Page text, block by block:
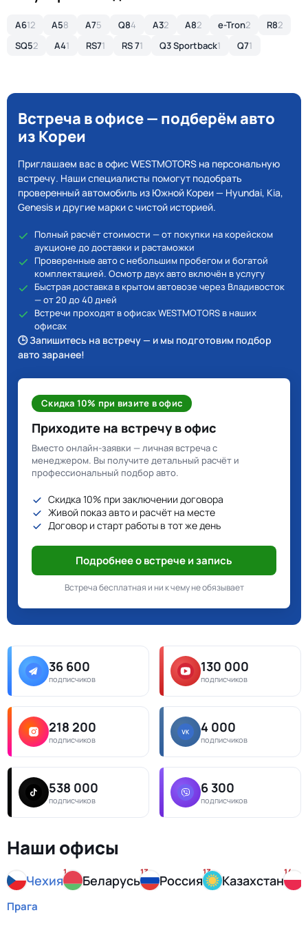
A612 A58 A75 Q84 A32 A82 e-Tron2 R82
SQ52 A41 RS71 RS 71 Q3 Sportback1 Q71
Встреча в офисе — подберём авто
из Кореи
Приглашаем вас в офис WESTMOTORS на персональную
встречу. Наши специалисты помогут подобрать
проверенный автомобиль из Южной Кореи — Hyundai, Kia,
Genesis и другие марки с чистой историей.
Полный расчёт стоимости — от покупки на корейском
аукционе до доставки и растаможки
Проверенные авто с небольшим пробегом и богатой
комплектацией. Осмотр двух авто включён в услугу
Быстрая доставка в крытом автовозе через Владивосток
— от 20 до 40 дней
Встречи проходят в офисах WESTMOTORS в наших
офисах
🕒 Запишитесь на встречу — и мы подготовим подбор
авто заранее!
Скидка 10% при визите в офис
Приходите на встречу в офис
Вместо онлайн-заявки — личная встреча с
менеджером. Вы получите детальный расчёт и
профессиональный подбор авто.
Скидка 10% при заключении договора
Живой показ авто и расчёт на месте
Договор и старт работы в тот же день
Подробнее о встрече и запись
Встреча бесплатная и ни к чему не обязывает
36 600
подписчиков
130 000
подписчиков
218 200
подписчиков
4 000
подписчиков
538 000
подписчиков
6 300
подписчиков
Наши офисы
Чехия
1
Беларусь
13
Россия
13
Казахстан
14
Прага